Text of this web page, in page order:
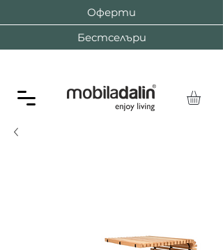
Оферти
Бестселъри